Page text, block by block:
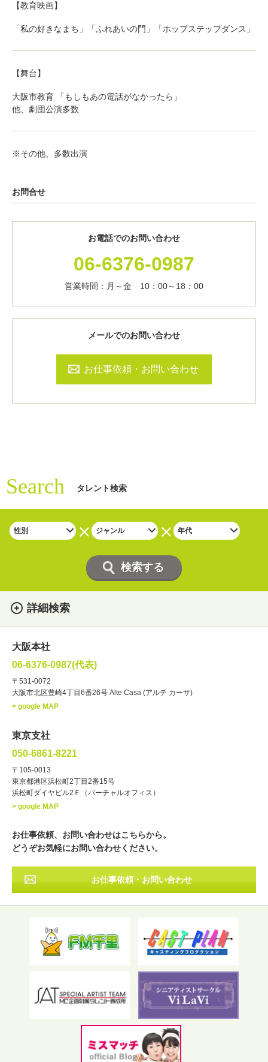
【教育映画】
「私の好きなまち」「ふれあいの門」「ホップステップダンス」
【舞台】
大阪市教育 「もしもあの電話がなかったら」
他、劇団公演多数
※その他、多数出演
お問合せ
お電話でのお問い合わせ
06-6376-0987
営業時間：月～金 10：00～18：00
メールでのお問い合わせ
お仕事依頼・お問い合わせ
Search タレント検索
詳細検索
・性別
・ジャンル
ナレーター レポーター
・年齢
・出身地 北海道 東北
その他
フリーワード検索
大阪本社
06-6376-0987(代表)
〒531-0072
大阪市北区豊崎4丁目6番26号 Alte Casa (アルテ カーサ)
> google MAP
東京支社
050-6861-8221
〒105-0013
東京都港区浜松町2丁目2番15号
浜松町ダイヤビル2Ｆ（バーチャルオフィス）
> google MAP
お仕事依頼、お問い合わせはこちらから。
どうぞお気軽にお問い合わせください。
お仕事依頼・お問い合わせ